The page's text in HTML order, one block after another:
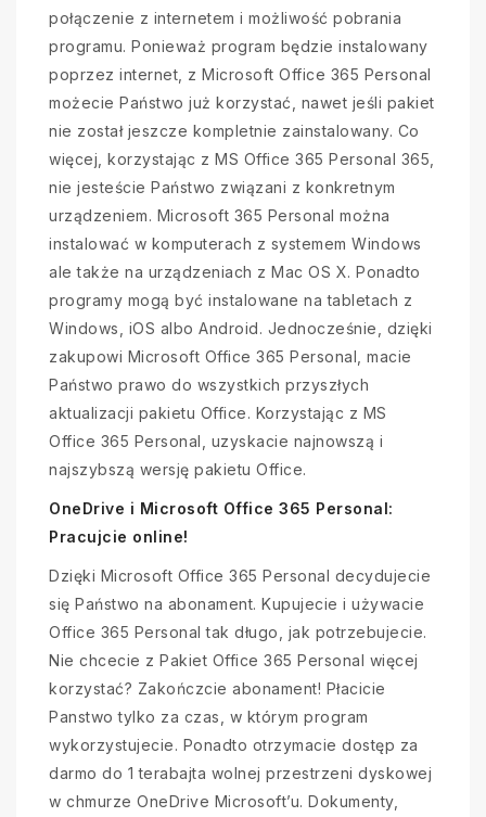
połączenie z internetem i możliwość pobrania
programu. Ponieważ program będzie instalowany
poprzez internet, z Microsoft Office 365 Personal
możecie Państwo już korzystać, nawet jeśli pakiet
nie został jeszcze kompletnie zainstalowany. Co
więcej, korzystając z MS Office 365 Personal 365,
nie jesteście Państwo związani z konkretnym
urządzeniem. Microsoft 365 Personal można
instalować w komputerach z systemem Windows
ale także na urządzeniach z Mac OS X. Ponadto
programy mogą być instalowane na tabletach z
Windows, iOS albo Android. Jednocześnie, dzięki
zakupowi Microsoft Office 365 Personal, macie
Państwo prawo do wszystkich przyszłych
aktualizacji pakietu Office. Korzystając z MS
Office 365 Personal, uzyskacie najnowszą i
najszybszą wersję pakietu Office.
OneDrive i Microsoft Office 365 Personal:
Pracujcie online!
Dzięki Microsoft Office 365 Personal decydujecie
się Państwo na abonament. Kupujecie i używacie
Office 365 Personal tak długo, jak potrzebujecie.
Nie chcecie z Pakiet Office 365 Personal więcej
korzystać? Zakończcie abonament! Płacicie
Panstwo tylko za czas, w którym program
wykorzystujecie. Ponadto otrzymacie dostęp za
darmo do 1 terabajta wolnej przestrzeni dyskowej
w chmurze OneDrive Microsoft’u. Dokumenty,